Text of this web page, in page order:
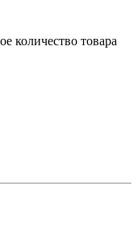
количество товара